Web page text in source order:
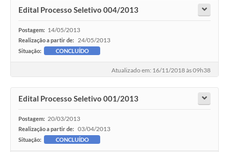
Edital Processo Seletivo 004/2013
Postagem: 14/05/2013
Realização a partir de: 24/05/2013
Situação: CONCLUÍDO
Atualizado em: 16/11/2018 às 09h38
Edital Processo Seletivo 001/2013
Postagem: 20/03/2013
Realização a partir de: 03/04/2013
Situação: CONCLUÍDO